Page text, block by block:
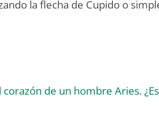
la flecha de Cupido o